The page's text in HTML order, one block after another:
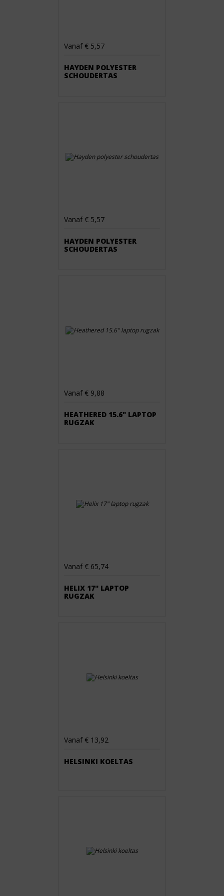
Vanaf € 5,57
HAYDEN POLYESTER
SCHOUDERTAS
Vanaf € 5,57
HAYDEN POLYESTER
SCHOUDERTAS
Vanaf € 9,88
HEATHERED 15.6" LAPTOP
RUGZAK
Vanaf € 65,74
HELIX 17" LAPTOP
RUGZAK
Vanaf € 13,92
HELSINKI KOELTAS